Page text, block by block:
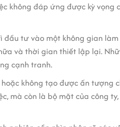
không đáp ứng được kỳ vọng
đầu tư vào một không gian
và thời gian thiết lập lại.
cạnh tranh.
không tạo được ấn tượng
mà còn là bộ mặt của công